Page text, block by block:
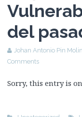
del
Johan Antonio Pin
Comments
Sorry, this entry is